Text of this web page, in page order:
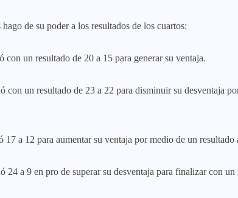
de su poder a los resultados de los cuartos:
con un resultado de 20 a 15 para generar su ventaja.
con un resultado de 23 a 22 para disminuir su desventaja
17 a 12 para aumentar su ventaja por medio de un resultado
24 a 9 en pro de superar su desventaja para finalizar con